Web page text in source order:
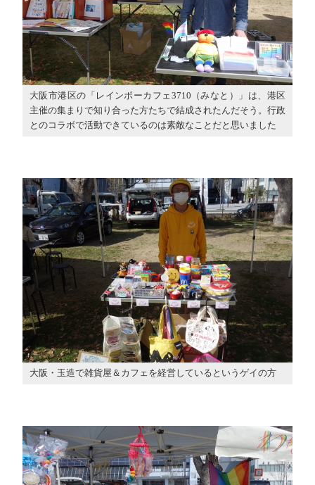
大阪市港区の「レインボーカフェ3710（みなと）」は、港区
主催の集まりで知り合った方たちで結成されたんだそう。行政
とのコラボで活動できているのは素敵なことだと思いました
大阪・玉造で雑貨屋＆カフェを経営しているというゲイの方